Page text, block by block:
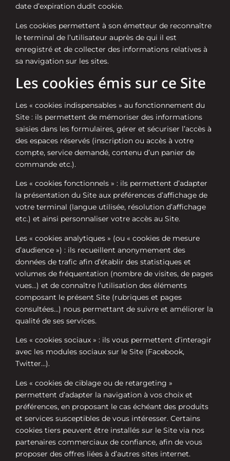
date d’expiration dudit cookie.
Les cookies permettent à son émetteur de reconnaître
le terminal de l’utilisateur auprès de qui il est
enregistré et de collecter des informations relatives à
sa navigation sur les sites.
Les cookies émis sur ce Site
Les « cookies indispensables » au fonctionnement du
Site : ils permettent de mémoriser des informations
saisies dans les formulaires, gérer et sécuriser l’accès à
des espaces réservés (inscription ou accès à votre
compte, service demandé, contenu d’un panier de
commande etc.).
Les « cookies fonctionnels » : ils permettent d’adapter
la présentation du Site aux préférences d’affichage de
votre terminal (langue utilisée, résolution d’affichage
etc.) et ainsi personnaliser votre accès au Site.
Les « cookies analytiques » (ou « cookies de mesure
d’audience ») : ils recueillent anonymement des
données de trafic afin d’établir des statistiques et
volumes de fréquentation (nombre de visites, de pages
vues…) et de connaître l’utilisation des éléments
composant le présent Site (rubriques et pages
consultées…) nous permettant de suivre et améliorer la
qualité de ses services.
Les « cookies sociaux » : ils vous permettent d’interagir
avec les modules sociaux sur le Site (Facebook,
Twitter…).
Les « cookies de ciblage ou de retargeting »
permettent d’adapter la navigation à vos choix et
préférences, en proposant le cas échéant des produits
et services susceptibles de vous intéresser. Certains
cookies tiers peuvent être installés sur le Site via nos
partenaires commerciaux de confiance, afin de vous
proposer des offres liées à d’autres sites internet.